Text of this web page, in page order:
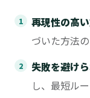
再現性の高
づいた方法
失敗を避け
し、最短ル